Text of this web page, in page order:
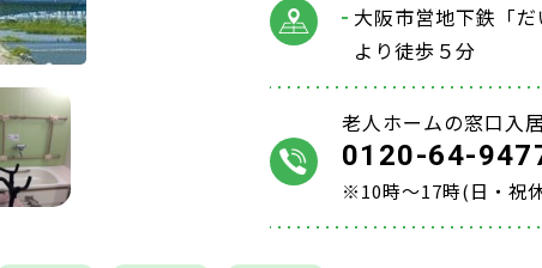
大阪市営地下鉄「
より徒歩５分
老人ホームの窓口入
0120-64-
※10時～17時(日・祝